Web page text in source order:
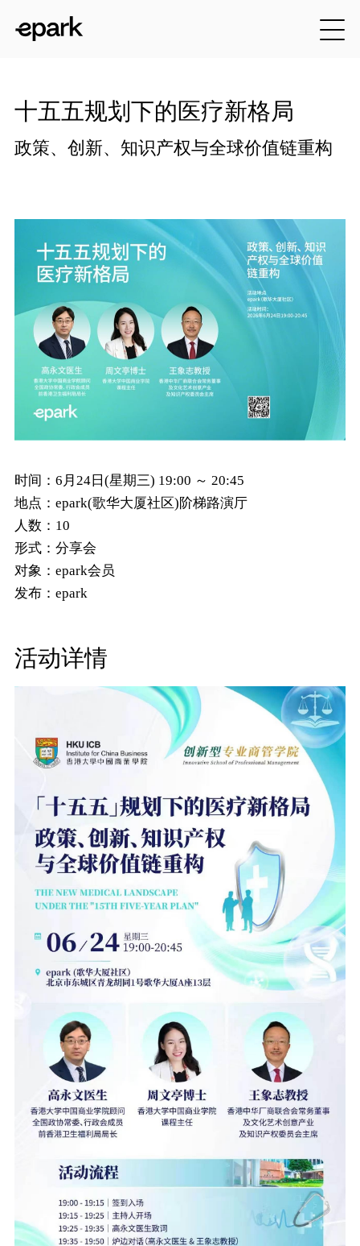
十五五规划下的医疗新格局
政策、创新、知识产权与全球价值链重构
时间： 6月24日(星期三) 19:00 ～ 20:45
地点： epark(歌华大厦社区)阶梯路演厅
人数： 10
形式： 分享会
对象： epark会员
发布： epark
活动详情